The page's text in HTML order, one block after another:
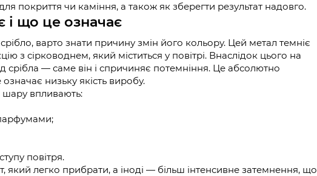
покриття чи каміння, а також як зберегти результат надовго.
і що це означає
варто знати причину змін його кольору. Цей метал темніє
з сірководнем, який міститься у повітрі. Внаслідок цього на
срібла — саме він і спричиняє потемніння. Це абсолютно
низьку якість виробу.
шару впливають:
повітря.
який легко прибрати, а іноді — більш інтенсивне затемнення, що